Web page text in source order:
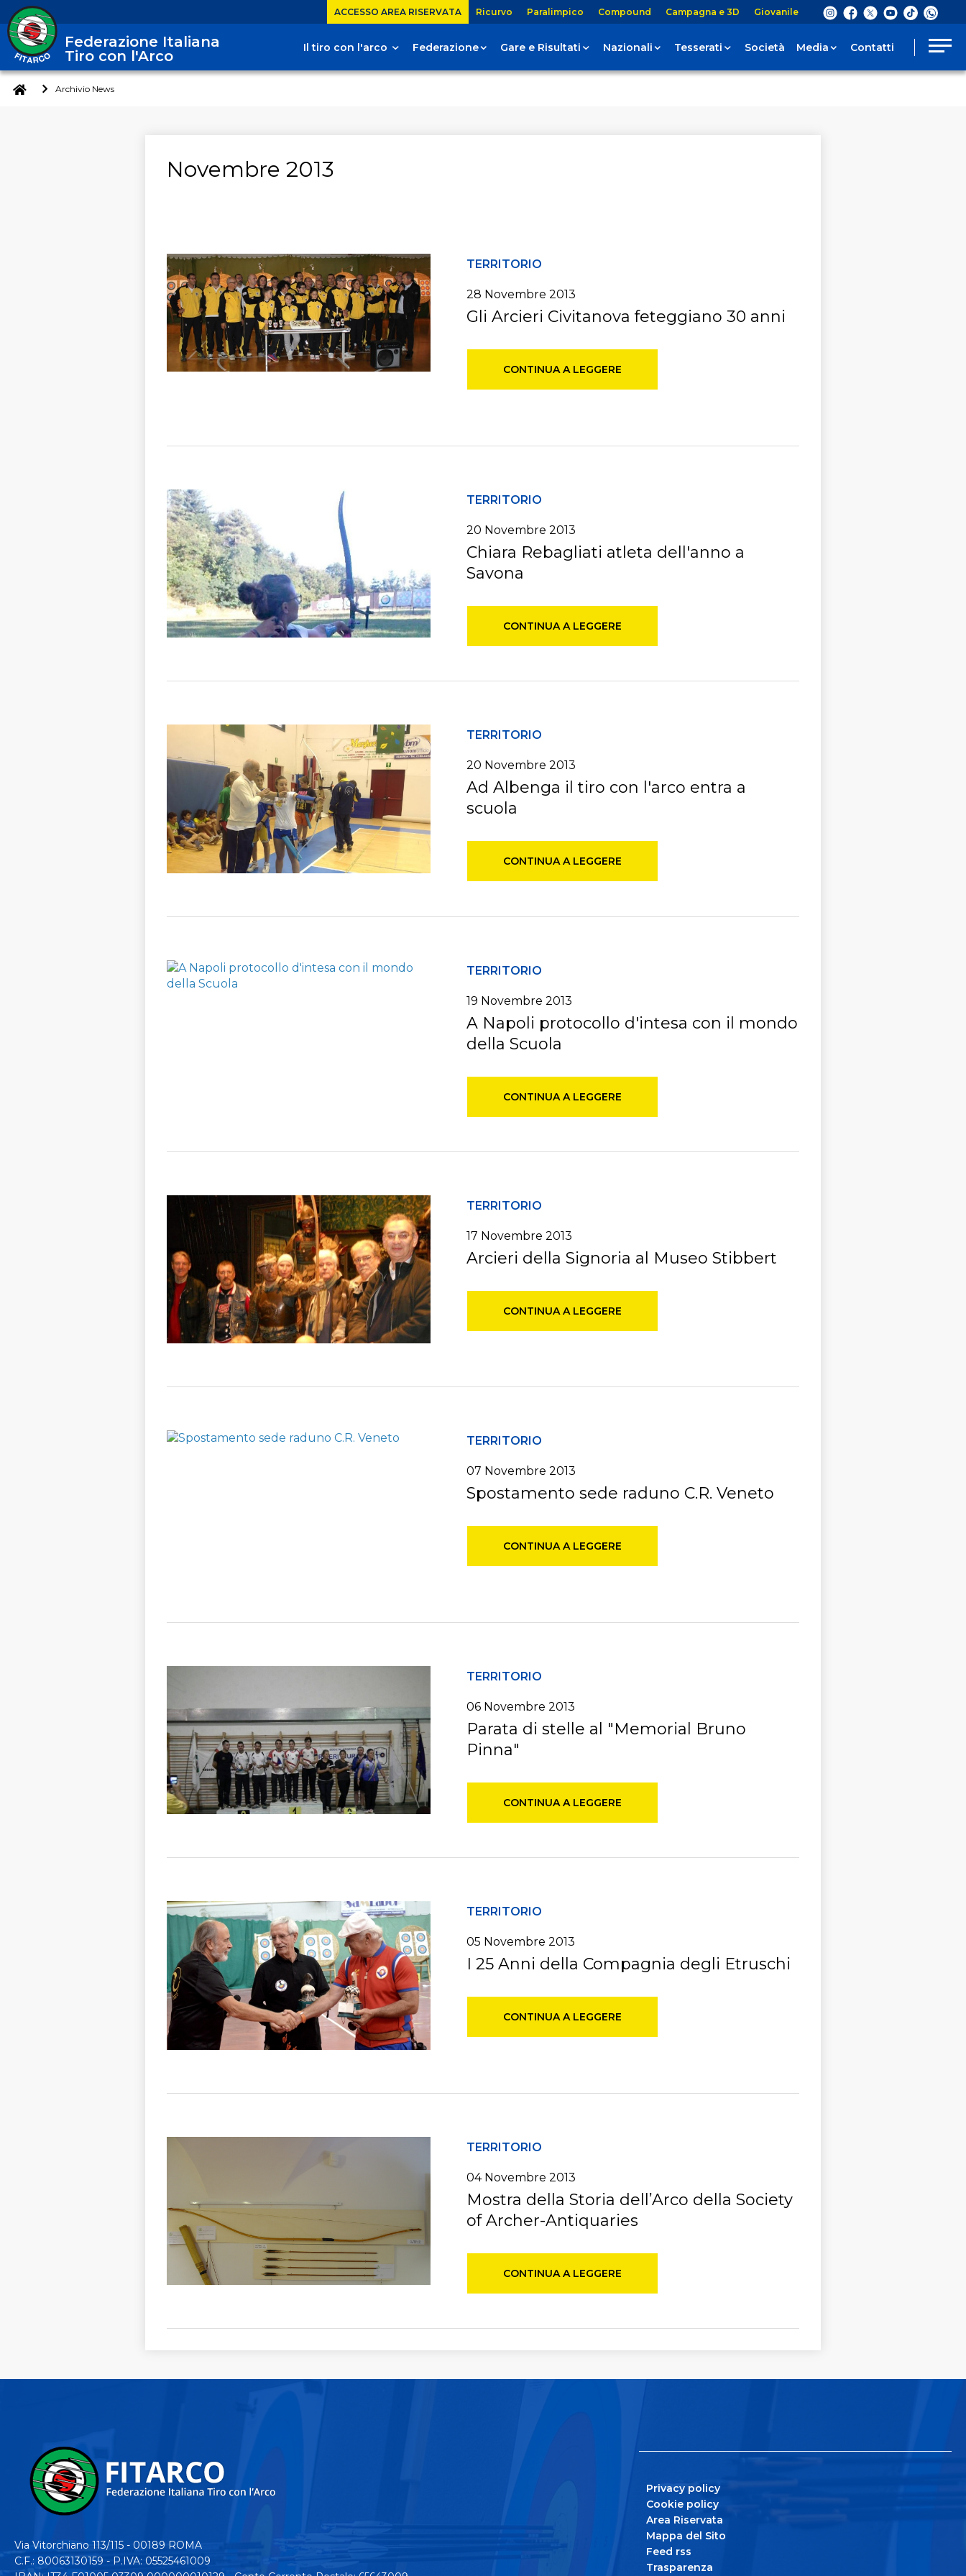
ACCESSO AREA RISERVATA Ricurvo Paralimpico Compound Campagna e 3D Giovanile
Federazione Italiana
Tiro con l'Arco
Il tiro con l'arco Federazione Gare e Risultati Nazionali Tesserati Società Media Contatti
Archivio News
Novembre 2013
TERRITORIO
28 Novembre 2013
Gli Arcieri Civitanova feteggiano 30 anni
CONTINUA A LEGGERE
TERRITORIO
20 Novembre 2013
Chiara Rebagliati atleta dell'anno a
Savona
CONTINUA A LEGGERE
TERRITORIO
20 Novembre 2013
Ad Albenga il tiro con l'arco entra a
scuola
CONTINUA A LEGGERE
TERRITORIO
19 Novembre 2013
A Napoli protocollo d'intesa con il mondo
della Scuola
CONTINUA A LEGGERE
TERRITORIO
17 Novembre 2013
Arcieri della Signoria al Museo Stibbert
CONTINUA A LEGGERE
TERRITORIO
07 Novembre 2013
Spostamento sede raduno C.R. Veneto
CONTINUA A LEGGERE
TERRITORIO
06 Novembre 2013
Parata di stelle al "Memorial Bruno
Pinna"
CONTINUA A LEGGERE
TERRITORIO
05 Novembre 2013
I 25 Anni della Compagnia degli Etruschi
CONTINUA A LEGGERE
TERRITORIO
04 Novembre 2013
Mostra della Storia dell’Arco della Society
of Archer-Antiquaries
CONTINUA A LEGGERE
Via Vitorchiano 113/115 - 00189 ROMA
C.F.: 80063130159 - P.IVA: 05525461009
Privacy policy
Cookie policy
Area Riservata
Mappa del Sito
Feed rss
Trasparenza